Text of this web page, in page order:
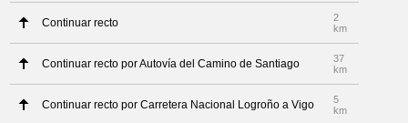
Continuar recto
2
km
Continuar recto por Autovía del Camino de Santiago
37
km
Continuar recto por Carretera Nacional Logroño a Vigo
5
km